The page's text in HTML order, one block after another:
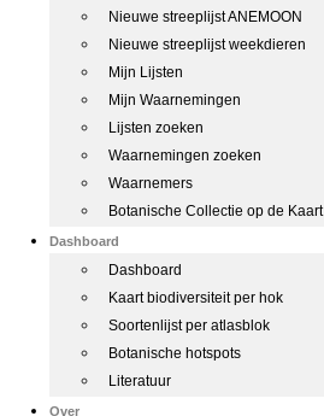
Nieuwe streeplijst ANEMOON
Nieuwe streeplijst weekdieren
Mijn Lijsten
Mijn Waarnemingen
Lijsten zoeken
Waarnemingen zoeken
Waarnemers
Botanische Collectie op de Kaart
Dashboard
Dashboard
Kaart biodiversiteit per hok
Soortenlijst per atlasblok
Botanische hotspots
Literatuur
Over